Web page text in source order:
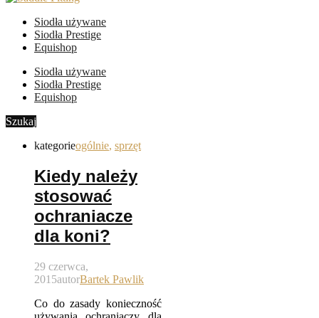
Siodła używane
Siodła Prestige
Equishop
Siodła używane
Siodła Prestige
Equishop
Szukaj
kategorieogólnie, sprzęt
Kiedy należy
stosować
ochraniacze
dla koni?
29 czerwca,
2015autorBartek Pawlik
Co do zasady konieczność